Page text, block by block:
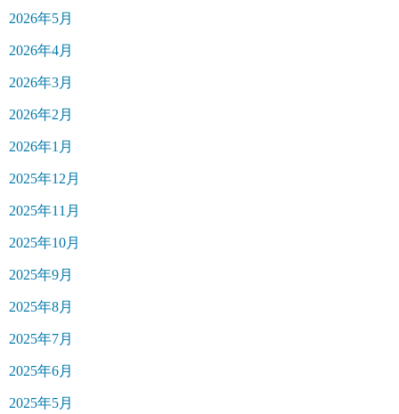
2026年5月
2026年4月
2026年3月
2026年2月
2026年1月
2025年12月
2025年11月
2025年10月
2025年9月
2025年8月
2025年7月
2025年6月
2025年5月